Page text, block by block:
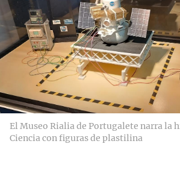
El Museo Rialia de Portugalete narra la
Ciencia con figuras de plastilina